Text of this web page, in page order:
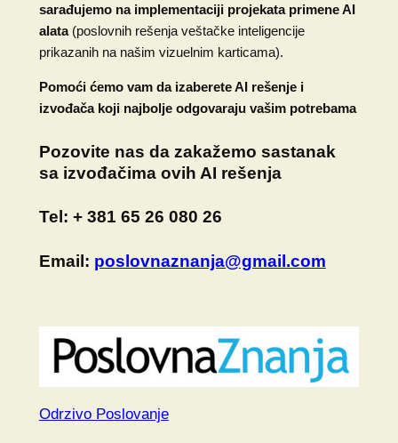
sarađujemo na implementaciji projekata primene AI
alata(poslovnih rešenja veštačke inteligencije
prikazanih na našim vizuelnim karticama).
Pomoći ćemo vam da izaberete AI rešenje i
izvođača koji najbolje odgovaraju vašim potrebama
Pozovite nas da zakažemo sastanak
sa izvođačima ovih AI rešenja
Tel: + 381 65 26 080 26
Email: poslovnaznanja@gmail.com
Odrzivo Poslovanje